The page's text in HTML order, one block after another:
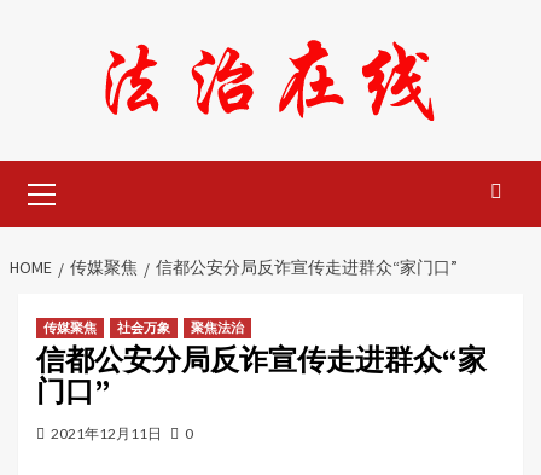
Menu
HOME 传媒聚焦 信都公安分局反诈宣传走进群众“家门口”
传媒聚焦 社会万象 聚焦法治
信都公安分局反诈宣传走进群众“家
门口”
2021年12月11日 0